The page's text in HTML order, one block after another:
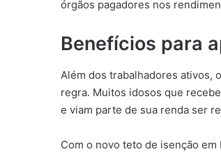
órgãos pagadores nos
Benefícios para
Além dos trabalhadores ativos,
regra. Muitos idosos que
e viam parte de sua renda ser
Com o novo teto de isenção